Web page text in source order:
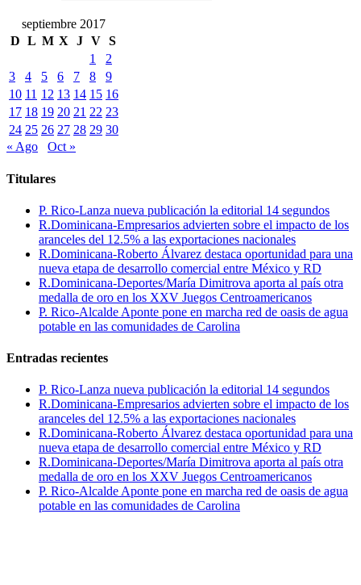
septiembre 2017
D L M X J V S
1
2
3
4 5 6 7 8
9
10 11 12 13 14 15 16
17 18 19 20 21 22 23
24 25 26 27 28 29 30
« Ago
Oct »
Titulares
P. Rico-Lanza nueva publicación la editorial 14 segundos
R.Dominicana-Empresarios advierten sobre el impacto de los
aranceles del 12.5% a las exportaciones nacionales
R.Dominicana-Roberto Álvarez destaca oportunidad para una
nueva etapa de desarrollo comercial entre México y RD
R.Dominicana-Deportes/María Dimitrova aporta al país otra
medalla de oro en los XXV Juegos Centroamericanos
P. Rico-Alcalde Aponte pone en marcha red de oasis de agua
potable en las comunidades de Carolina
Entradas recientes
P. Rico-Lanza nueva publicación la editorial 14 segundos
R.Dominicana-Empresarios advierten sobre el impacto de los
aranceles del 12.5% a las exportaciones nacionales
R.Dominicana-Roberto Álvarez destaca oportunidad para una
nueva etapa de desarrollo comercial entre México y RD
R.Dominicana-Deportes/María Dimitrova aporta al país otra
medalla de oro en los XXV Juegos Centroamericanos
P. Rico-Alcalde Aponte pone en marcha red de oasis de agua
potable en las comunidades de Carolina